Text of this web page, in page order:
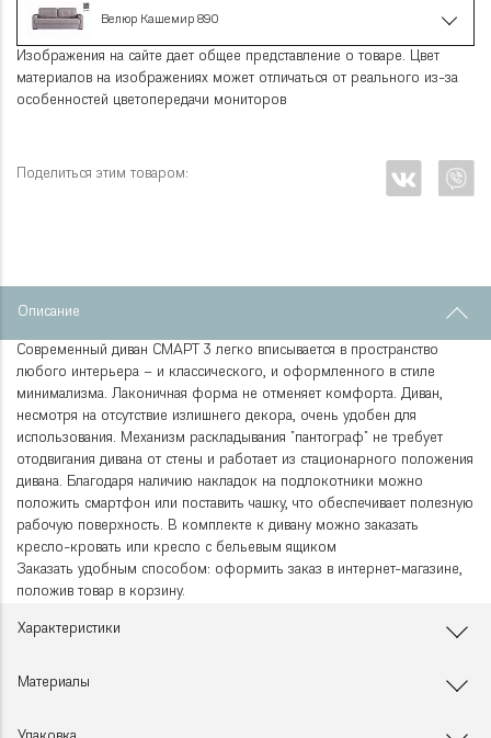
Велюр Кашемир 890
Изображения на сайте дает общее представление о товаре. Цвет
материалов на изображениях может отличаться от реального из-за
особенностей цветопередачи мониторов
Поделиться этим товаром:
Описание
Современный диван СМАРТ 3 легко вписывается в пространство
любого интерьера – и классического, и оформленного в стиле
минимализма. Лаконичная форма не отменяет комфорта. Диван,
несмотря на отсутствие излишнего декора, очень удобен для
использования. Механизм раскладывания "пантограф" не требует
отодвигания дивана от стены и работает из стационарного положения
дивана. Благодаря наличию накладок на подлокотники можно
положить смартфон или поставить чашку, что обеспечивает полезную
рабочую поверхность. В комплекте к дивану можно заказать
кресло-кровать или кресло с бельевым ящиком
Заказать удобным способом: оформить заказ в интернет-магазине,
положив товар в корзину.
Характеристики
Материалы